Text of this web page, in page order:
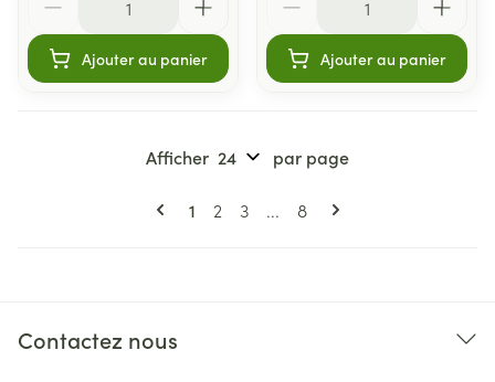
Ajouter au panier Ajouter au panier
Pages
Vous lisez actuellement la page
1 Page
2 Page
3 ... Page
8
Afficher par page
Contactez nous